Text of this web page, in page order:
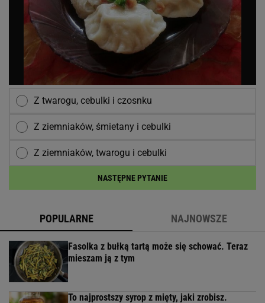
Z twarogu, cebulki i czosnku
Z ziemniaków, śmietany i cebulki
Z ziemniaków, twarogu i cebulki
NASTĘPNE PYTANIE
POPULARNE NAJNOWSZE
Fasolka z bułką tartą może się schować. Teraz
mieszam ją z tym
To najprostszy syrop z mięty, jaki zrobisz.